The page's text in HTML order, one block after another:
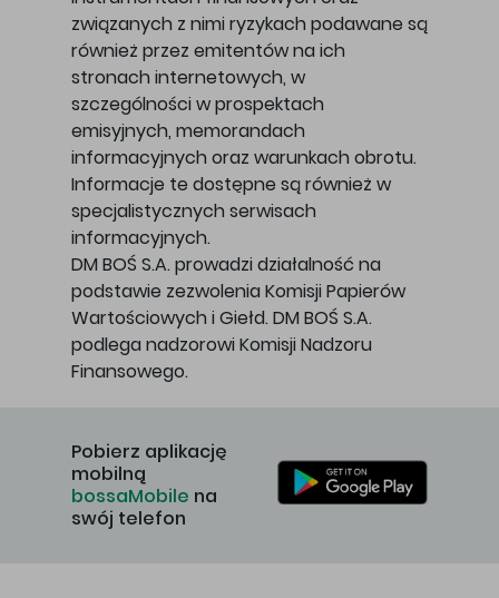
związanych z nimi ryzykach podawane są
również przez emitentów na ich
stronach internetowych, w
szczególności w prospektach
emisyjnych, memorandach
informacyjnych oraz warunkach obrotu.
Informacje te dostępne są również w
specjalistycznych serwisach
informacyjnych.
DM BOŚ S.A. prowadzi działalność na
podstawie zezwolenia Komisji Papierów
Wartościowych i Giełd. DM BOŚ S.A.
podlega nadzorowi Komisji Nadzoru
Finansowego.
Pobierz aplikację
mobilną
bossaMobile na
swój telefon